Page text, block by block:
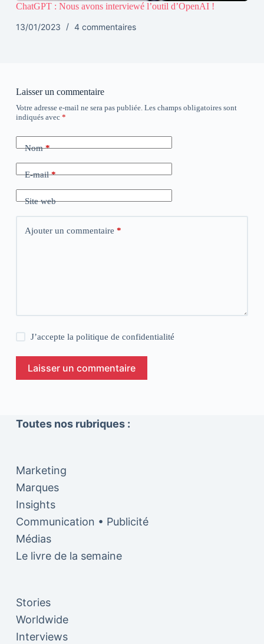
ChatGPT : Nous avons interviewé l’outil d’OpenAI !
13/01/2023 4 commentaires
Laisser un commentaire
Votre adresse e-mail ne sera pas publiée. Les champs obligatoires sont
indiqués avec *
Nom*
E-mail*
Site web
Ajouter un commentaire *
J’accepte lapolitique de confidentialité
Laisser un commentaire
Toutes nos rubriques :
Marketing
Marques
Insights
Communication • Publicité
Médias
Le livre de la semaine
Stories
Worldwide
Interviews